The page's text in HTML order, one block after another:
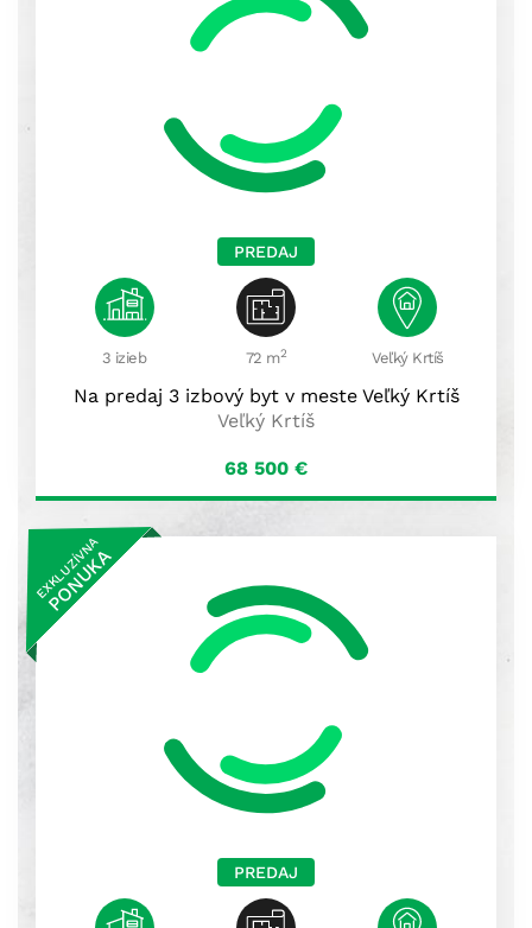
PREDAJ
3 izieb 72 m2 Veľký Krtíš
Na predaj 3 izbový byt v meste Veľký Krtíš
Veľký Krtíš
68 500 €
EXKLUZÍVNA
PONUKA
PREDAJ